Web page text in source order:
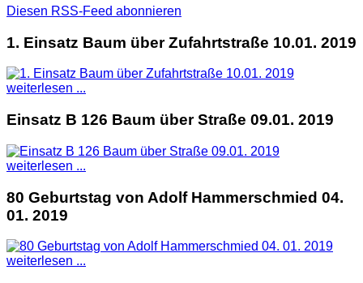
Diesen RSS-Feed abonnieren
1. Einsatz Baum über Zufahrtstraße 10.01. 2019
weiterlesen ...
Einsatz B 126 Baum über Straße 09.01. 2019
weiterlesen ...
80 Geburtstag von Adolf Hammerschmied 04.
01. 2019
weiterlesen ...